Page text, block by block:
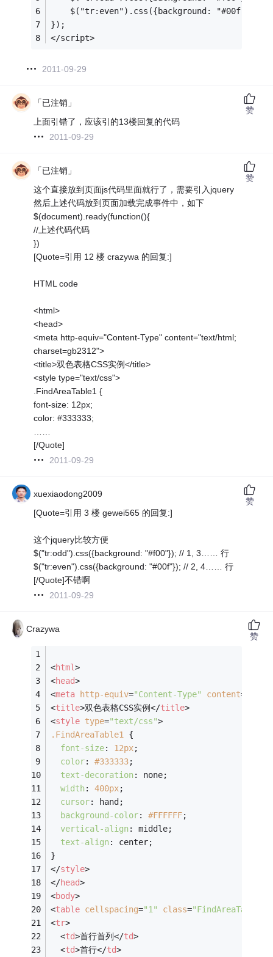
$("tr:even").css({background: "#00f"});
});
</script>
2011-09-29
「已注销」
上面引错了，应该引的13楼回复的代码
2011-09-29
赞
「已注销」
这个直接放到页面js代码里面就行了，需要引入jquery
然后上述代码放到页面加载完成事件中，如下
$(document).ready(function(){
//上述代码代码
})
[Quote=引用 12 楼 crazywa 的回复:]
HTML code
<html>
<head>
<meta http-equiv="Content-Type" content="text/html;
charset=gb2312">
<title>双色表格CSS实例</title>
<style type="text/css">
.FindAreaTable1 {
font-size: 12px;
color: #333333;
[/Quote]
2011-09-29
赞
xuexiaodong2009
[Quote=引用 3 楼 gewei565 的回复:]
这个jquery比较方便
$("tr:odd").css({background: "#f00"}); // 1, 3…… 行
$("tr:even").css({background: "#00f"}); // 2, 4…… 行
[/Quote]不错啊
2011-09-29
赞
Crazywa
<html>
<head>
<meta http-equiv="Content-Type" content=
<title>双色表格CSS实例</title>
<style type="text/css">
.FindAreaTable1
{
font-size: 12px;
color: #333333;
text-decoration: none;
width: 400px;
cursor: hand;
background-color: #FFFFFF;
vertical-align: middle;
text-align: center;
}
</style>
</head>
<body>
<table cellspacing="1" class="FindAreaTable1"
<tr>
<td>首行首列</td>
<td>首行</td>
赞